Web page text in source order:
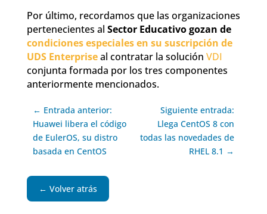
Por último, recordamos que las organizaciones
pertenecientes al Sector Educativo gozan de
condiciones especiales en su suscripción de
UDS Enterpriseal contratar la solución VDI
conjunta formada por los tres componentes
anteriormente mencionados.
← Entrada anterior:
Huawei libera el código
de EulerOS, su distro
basada en CentOS
Siguiente entrada:
Llega CentOS 8 con
todas las novedades de
RHEL 8.1 →
← Volver atrás